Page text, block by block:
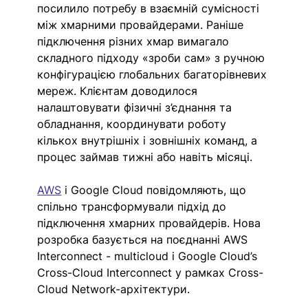
посилило потребу в взаємній сумісності
між хмарними провайдерами. Раніше
підключення різних хмар вимагало
складного підходу «зроби сам» з ручною
конфігурацією глобальних багаторівневих
мереж. Клієнтам доводилося
налаштовувати фізичні з’єднання та
обладнання, координувати роботу
кількох внутрішніх і зовнішніх команд, а
процес займав тижні або навіть місяці.
AWS і Google Cloud повідомляють, що
спільно трансформували підхід до
підключення хмарних провайдерів. Нова
розробка базується на поєднанні AWS
Interconnect - multicloud і Google Cloud’s
Cross-Cloud Interconnect у рамках Cross-
Cloud Network-архітектури.